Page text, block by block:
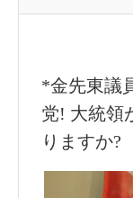
*金先東議
党! 大統領
りますか?